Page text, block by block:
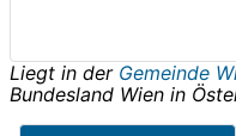
Liegt in der Gemeinde
Bundesland Wien in